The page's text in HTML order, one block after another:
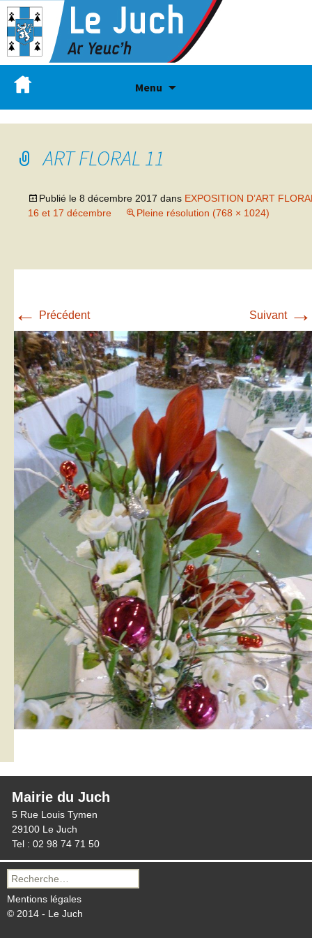
Menu
ART FLORAL 11
Publié le 8 décembre 2017 dans EXPOSITION D’ART
16 et 17 décembre
Pleine résolution (768 × 1024)
← Précédent Suivant →
Mairie du Juch
5 Rue Louis Tymen
29100 Le Juch
Tel : 02 98 74 71 50
Recherche
pour :
Mentions légales
© 2014 - Le Juch